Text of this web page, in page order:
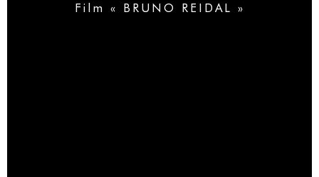
Film « BRUNO REIDAL »